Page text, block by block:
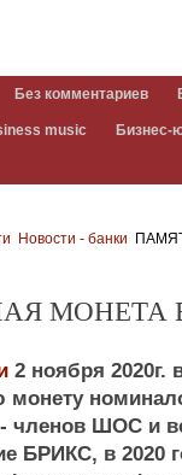
Без комментариев
music Бизнес-
Новости - банки
МОНЕТА
2 ноября
монету
- членов ШОС и
БРИКС, в 2020